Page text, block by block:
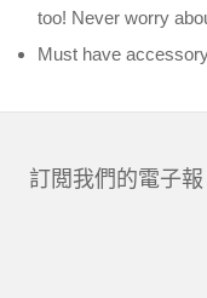
too! Never worry
Must have
訂閲我們的電子報